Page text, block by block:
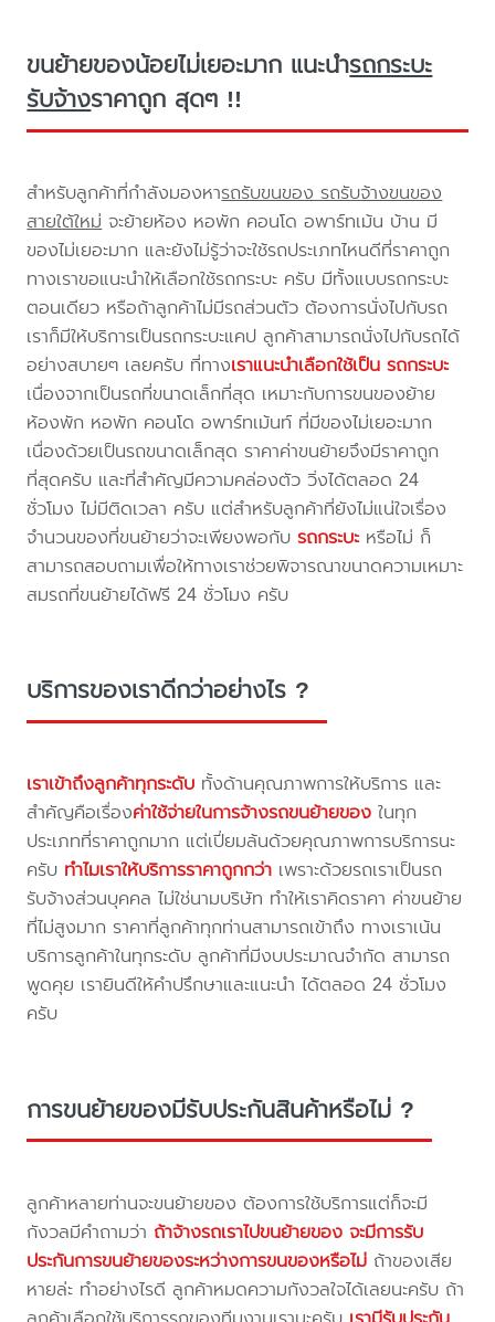
ขนย้ายของน้อยไม่เยอะมาก แนะนำรถกระบะ
รับจ้างราคาถูก สุดๆ !!
สำหรับลูกค้าที่กำลังมองหารถรับขนของ รถรับจ้างขนของ
สายใต้ใหม่ จะย้ายห้อง หอพัก คอนโด อพาร์ทเม้น บ้าน มี
ของไม่เยอะมาก และยังไม่รู้ว่าจะใช้รถประเภทไหนดีที่ราคาถูก
ทางเราขอแนะนำให้เลือกใช้รถกระบะ ครับ มีทั้งแบบรถกระบะ
ตอนเดียว หรือถ้าลูกค้าไม่มีรถส่วนตัว ต้องการนั่งไปกับรถ
เราก็มีให้บริการเป็นรถกระบะแคป ลูกค้าสามารถนั่งไปกับรถได้
อย่างสบายๆ เลยครับ ที่ทางเราแนะนำเลือกใช้เป็น รถกระบะ
เนื่องจากเป็นรถที่ขนาดเล็กที่สุด เหมาะกับการขนของย้าย
ห้องพัก หอพัก คอนโด อพาร์ทเม้นท์ ที่มีของไม่เยอะมาก
เนื่องด้วยเป็นรถขนาดเล็กสุด ราคาค่าขนย้ายจึงมีราคาถูก
ที่สุดครับ และที่สำคัญมีความคล่องตัว วิ่งได้ตลอด 24
ชั่วโมง ไม่มีติดเวลา ครับ แต่สำหรับลูกค้าที่ยังไม่แน่ใจเรื่อง
จำนวนของที่ขนย้ายว่าจะเพียงพอกับรถกระบะ หรือไม่ ก็
สามารถสอบถามเพื่อให้ทางเราช่วยพิจารณาขนาดความเหมาะ
สมรถที่ขนย้ายได้ฟรี 24 ชั่วโมง ครับ
บริการของเราดีกว่าอย่างไร ?
เราเข้าถึงลูกค้าทุกระดับ ทั้งด้านคุณภาพการให้บริการ และ
สำคัญคือเรื่องค่าใช้จ่ายในการจ้างรถขนย้ายของ ในทุก
ประเภทที่ราคาถูกมาก แต่เปี่ยมล้นด้วยคุณภาพการบริการนะ
ครับ ทำไมเราให้บริการราคาถูกกว่า เพราะด้วยรถเราเป็นรถ
รับจ้างส่วนบุคคล ไม่ใช่นามบริษัท ทำให้เราคิดราคา ค่าขนย้าย
ที่ไม่สูงมาก ราคาที่ลูกค้าทุกท่านสามารถเข้าถึง ทางเราเน้น
บริการลูกค้าในทุกระดับ ลูกค้าที่มีงบประมาณจำกัด สามารถ
พูดคุย เรายินดีให้คำปรึกษาและแนะนำ ได้ตลอด 24 ชั่วโมง
ครับ
การขนย้ายของมีรับประกันสินค้าหรือไม่ ?
ลูกค้าหลายท่านจะขนย้ายของ ต้องการใช้บริการแต่ก็จะมี
กังวลมีคำถามว่า ถ้าจ้างรถเราไปขนย้ายของ จะมีการรับ
ประกันการขนย้ายของระหว่างการขนของหรือไม่ ถ้าของเสีย
หายล่ะ ทำอย่างไรดี ลูกค้าหมดความกังวลใจได้เลยนะครับ ถ้า